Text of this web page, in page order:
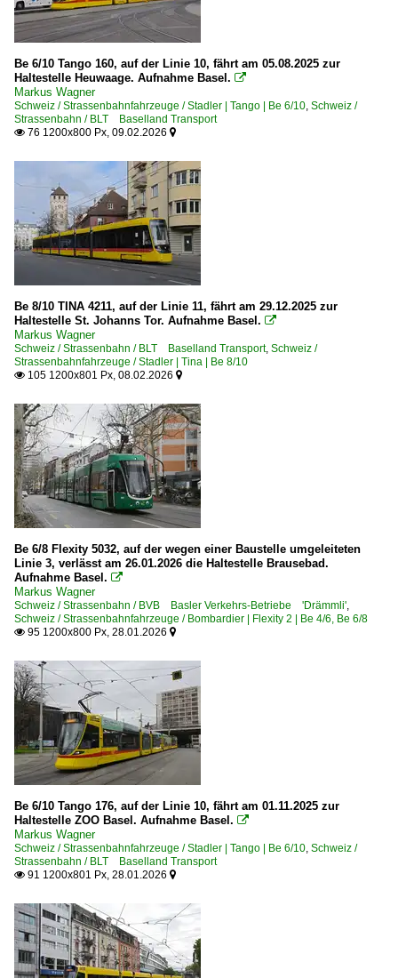
Be 6/10 Tango 160, auf der Linie 10, fährt am 05.08.2025 zur
Haltestelle Heuwaage. Aufnahme Basel. 
Markus Wagner
Schweiz / Strassenbahnfahrzeuge / Stadler | Tango | Be 6/10, Schweiz /
Strassenbahn / BLT Baselland Transport
 76 1200x800 Px, 09.02.2026 
Be 8/10 TINA 4211, auf der Linie 11, fährt am 29.12.2025 zur
Haltestelle St. Johanns Tor. Aufnahme Basel. 
Markus Wagner
Schweiz / Strassenbahn / BLT Baselland Transport, Schweiz /
Strassenbahnfahrzeuge / Stadler | Tina | Be 8/10
 105 1200x801 Px, 08.02.2026 
Be 6/8 Flexity 5032, auf der wegen einer Baustelle umgeleiteten
Linie 3, verlässt am 26.01.2026 die Haltestelle Brausebad.
Aufnahme Basel. 
Markus Wagner
Schweiz / Strassenbahn / BVB Basler Verkehrs-Betriebe 'Drämmli',
Schweiz / Strassenbahnfahrzeuge / Bombardier | Flexity 2 | Be 4/6, Be 6/8
 95 1200x800 Px, 28.01.2026 
Be 6/10 Tango 176, auf der Linie 10, fährt am 01.11.2025 zur
Haltestelle ZOO Basel. Aufnahme Basel. 
Markus Wagner
Schweiz / Strassenbahnfahrzeuge / Stadler | Tango | Be 6/10, Schweiz /
Strassenbahn / BLT Baselland Transport
 91 1200x801 Px, 28.01.2026 